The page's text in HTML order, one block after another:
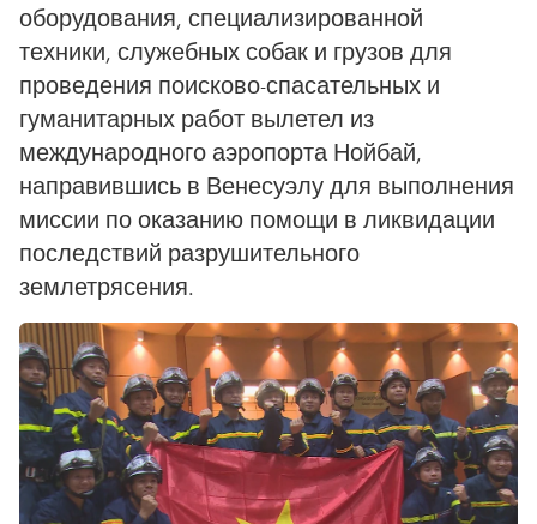
оборудования, специализированной
техники, служебных собак и грузов для
проведения поисково-спасательных и
гуманитарных работ вылетел из
международного аэропорта Нойбай,
направившись в Венесуэлу для выполнения
миссии по оказанию помощи в ликвидации
последствий разрушительного
землетрясения.